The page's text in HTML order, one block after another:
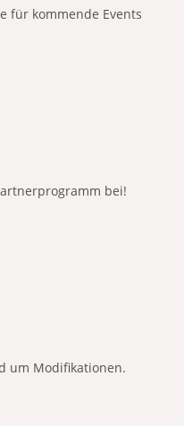
für kommende Events
bei!
um Modifikationen.